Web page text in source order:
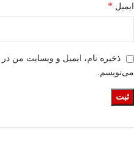
ایمیل *
ذخیره نام، ایمیل و وبسایت من
می‌نویسم.